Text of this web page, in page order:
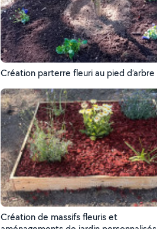
Création parterre fleuri au pied d’arbre
Création de massifs fleuris et